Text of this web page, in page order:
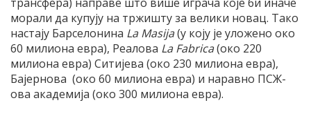
трансфера) направе што више играча које би иначе
морали да купују на тржишту за велики новац. Тако
настају Барселонина La Masija(у коју је уложено око
60 милиона евра), Реалова La Fabrica(око 220
милиона евра) Ситијева (око 230 милиона евра),
Бајернова (око 60 милиона евра) и наравно ПСЖ-
ова академија (око 300 милиона евра).